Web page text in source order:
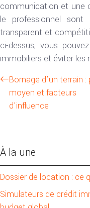
communication et une
le professionnel sont
transparent et
ci-dessus, vous
immobiliers et éviter les
Bornage d’un terrain :
moyen et facteurs
d’influence
À la une
Dossier de location : ce
Simulateurs de crédit